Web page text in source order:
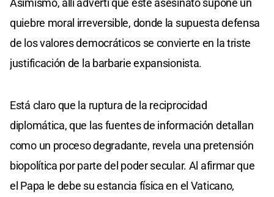
quiebre moral irreversible, donde la supuesta defensa
de los valores democráticos se convierte en la triste
justificación de la barbarie expansionista.
Está claro que la ruptura de la reciprocidad
diplomática, que las fuentes de información detallan
como un proceso degradante, revela una pretensión
biopolítica por parte del poder secular. Al afirmar que
el Papa le debe su estancia física en el Vaticano,